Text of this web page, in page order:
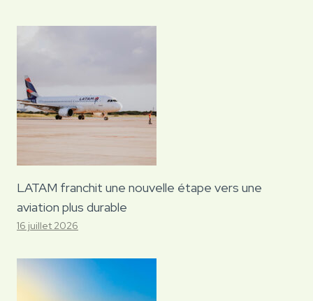
LATAM franchit une nouvelle étape vers une
aviation plus durable
16 juillet 2026